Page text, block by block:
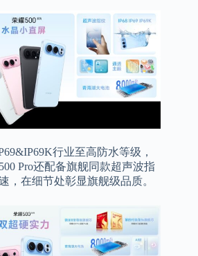
行业至高防水等级，
Pro还配备旗舰同款超声波指
，在细节处彰显旗舰级品质。